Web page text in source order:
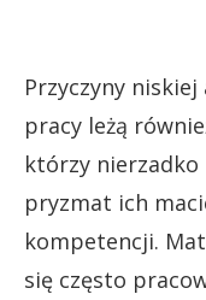
Przyczyny
pracy leżą
którzy
pryzmat ich
kompetencji.
się często